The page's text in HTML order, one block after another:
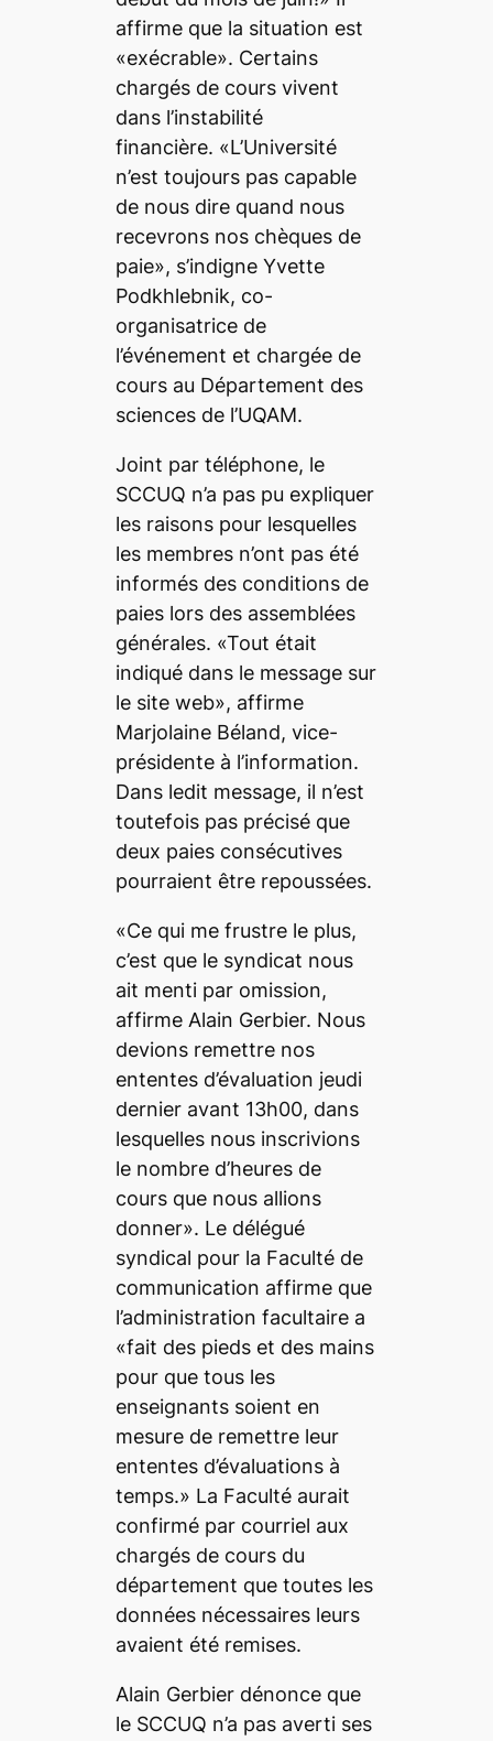
affirme que la situation est
«exécrable». Certains
chargés de cours vivent
dans l’instabilité
financière. «L’Université
n’est toujours pas capable
de nous dire quand nous
recevrons nos chèques de
paie», s’indigne Yvette
Podkhlebnik, co-
organisatrice de
l’événement et chargée de
cours au Département des
sciences de l’UQAM.
Joint par téléphone, le
SCCUQ n’a pas pu expliquer
les raisons pour lesquelles
les membres n’ont pas été
informés des conditions de
paies lors des assemblées
générales. «Tout était
indiqué dans le message sur
le site web», affirme
Marjolaine Béland, vice-
présidente à l’information.
Dans ledit message, il n’est
toutefois pas précisé que
deux paies consécutives
pourraient être repoussées.
«Ce qui me frustre le plus,
c’est que le syndicat nous
ait menti par omission,
affirme Alain Gerbier. Nous
devions remettre nos
ententes d’évaluation jeudi
dernier avant 13h00, dans
lesquelles nous inscrivions
le nombre d’heures de
cours que nous allions
donner». Le délégué
syndical pour la Faculté de
communication affirme que
l’administration facultaire a
«fait des pieds et des mains
pour que tous les
enseignants soient en
mesure de remettre leur
ententes d’évaluations à
temps.» La Faculté aurait
confirmé par courriel aux
chargés de cours du
département que toutes les
données nécessaires leurs
avaient été remises.
Alain Gerbier dénonce que
le SCCUQ n’a pas averti ses